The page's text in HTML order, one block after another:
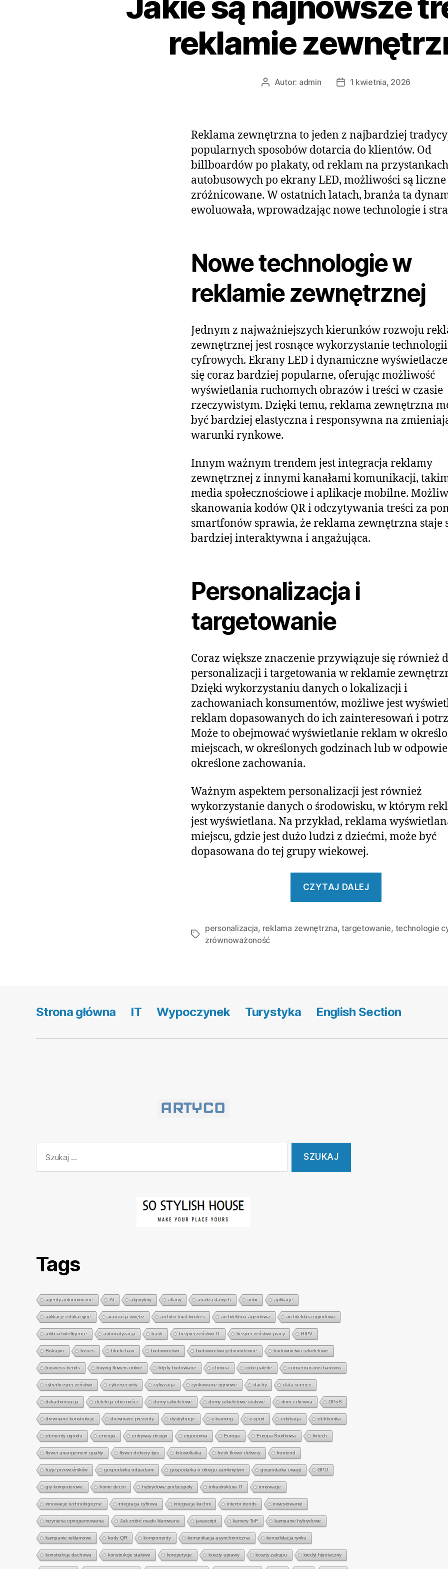
reklamie
AutorAutor: admin
Data1 kwietnia, 2026
Reklama zewnętrzna to jeden z najbardziej
popularnych sposobów dotarcia do klientów. Od
billboardów po plakaty, od reklam na przystankach
autobusowych po ekrany LED, możliwości są
zróżnicowane. W ostatnich latach, branża ta
ewoluowała, wprowadzając nowe technologie i
Nowe technologie w
reklamie zewnętrznej
Jednym z najważniejszych kierunków rozwoju
zewnętrznej jest rosnące wykorzystanie technologii
cyfrowych. Ekrany LED i dynamiczne
się coraz bardziej popularne, oferując możliwość
wyświetlania ruchomych obrazów i treści w czasie
rzeczywistym. Dzięki temu, reklama zewnętrzna
być bardziej elastyczna i responsywna na
warunki rynkowe.
Innym ważnym trendem jest integracja reklamy
zewnętrznej z innymi kanałami komunikacji,
media społecznościowe i aplikacje mobilne.
skanowania kodów QR i odczytywania treści za
smartfonów sprawia, że reklama zewnętrzna staje
bardziej interaktywna i angażująca.
Personalizacja i
targetowanie
Coraz większe znaczenie przywiązuje się również
personalizacji i targetowania w reklamie
Dzięki wykorzystaniu danych o lokalizacji i
zachowaniach konsumentów, możliwe jest
reklam dopasowanych do ich zainteresowań i
Może to obejmować wyświetlanie reklam w
miejscach, w określonych godzinach lub w
określone zachowania.
Ważnym aspektem personalizacji jest również
wykorzystanie danych o środowisku, w którym
jest wyświetlana. Na przykład, reklama
miejscu, gdzie jest dużo ludzi z dziećmi, może być
dopasowana do tej grupy wiekowej.
CZYTAJ DALEJ
trendy
Tagi
personalizacja, reklama zewnętrzna,targetowanie, technologie
zrównoważoność
Strona główna IT Wypoczynek Turystyka English Section
Tags
agenty autonomiczne AI algorytmy altany analiza danych antix aplikacje
aplikacje edukacyjne aranżacja wnętrz architectural finishes architektura agentowa architektura ogrodowa
artificial intelligence automatyzacja bash bezpieczeństwo IT bezpieczeństwo pracy BIPV
Biskupin biznes blockchain budownictwo budownictwo jednorodzinne budownictwo szkieletowe
business trends buying flowers online błędy budowlane chmura color palette consensus mechanisms
cyberbezpieczeństwo cybersecurity cyfryzacja cynkowanie ogniowe dachy data science
dekarbonizacja detekcja obecności domy szkieletowe domy szkieletowe stalowe dom z drewna DPoS
drewniane konstrukcje drewniane prezenty dystrybucje e-learning e-sport edukacja elektronika
elementy ogrodu energia entryway design ergonomia Europa Europa Środkowa fintech
flower arrangement quality flower delivery tips fotowoltaika fresh flower delivery frontend
fuzje przewoźników gospodarka odpadami gospodarka o obiegu zamkniętym gospodarka uwagi GPU
gry komputerowe home decor hybrydowe podzespoły infrastruktura IT innowacje
innowacje technologiczne integracja cyfrowa integracja kuchni interior trends inwestowanie
inżynieria oprogramowania Jak zrobić masło klarowane javascript kamery ToF kampanie hybrydowe
kampanie reklamowe kody QR komponenty komunikacja asynchroniczna konsolidacja rynku
konstrukcja dachowa konstrukcje stalowe korepetycje koszty uprawy koszty zakupu kredyt hipoteczny